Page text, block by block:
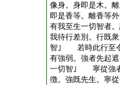
像身。身即是木。
即是香等。離香
有我至生一切智者
我待行差別。行既
智｣ 若時此行至令
有強弱。強者先起
一切智｣ 寧從強者
徴。強既先生。寧